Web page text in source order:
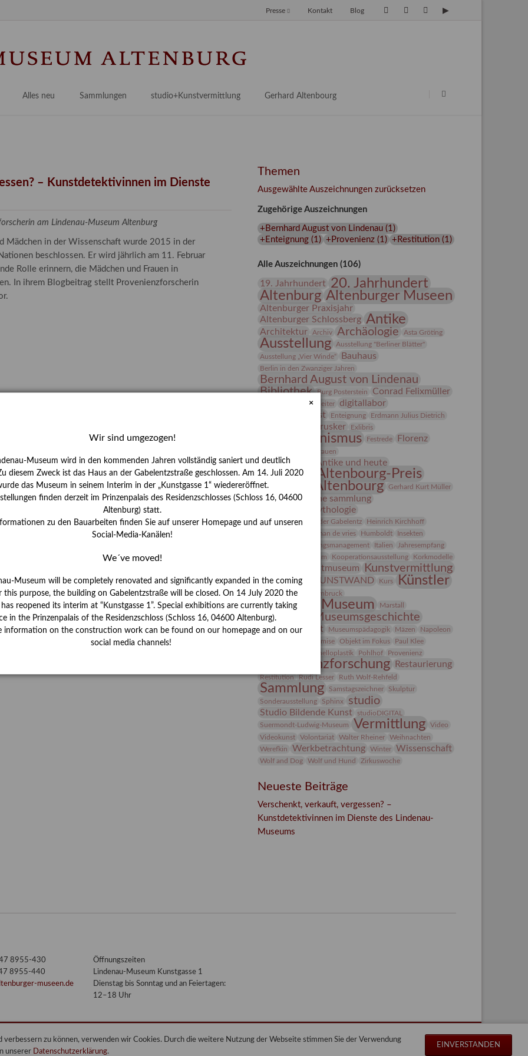
zu können, verwenden wir Cookies. Durch die weitere Nutzung der Webseite stimmen Sie der Verwendung
unserer Datenschutzerklärung.
EINVERSTANDEN
Blog
Kontakt
Presse
& Editionen
Alles neu Sammlungen
Malerei 17.–19. Jh.
Restaurierung
Forschung
studio+Kunstvermittlung
Angebote für Erwachsene
Gerhard Altenbourg
– Kunstdetektivinnen im Dienste
am Lindenau-Museum Altenburg
Mädchen in der Wissenschaft wurde 2015 in der
beschlossen. Er wird jährlich am 11. Februar
Rolle erinnern, die Mädchen und Frauen in
In ihrem Blogbeitrag stellt Provenienzforscherin
Themen
Ausgewählte Auszeichnungen zurücksetzen
Zugehörige Auszeichnungen
+Bernhard August von Lindenau(1 )
+Enteignung(1 ) +Provenienz(1 ) +Restitution(1 )
Alle Auszeichnungen (106)
19. Jahrhundert 20. Jahrhundert
Altenburg Altenburger Museen
Altenburger Praxisjahr
Altenburger Schlossberg Antike
Architektur Archiv Archäologie Asta Gröting
Ausstellung
Ausstellung "Berliner Blätter"
Ausstellung „Vier Winde“
Bauhaus
Berlin in den Zwanziger Jahren
Bernhard August von Lindenau
Bibliothek
Burg Posterstein Conrad Felixmüller
Der Blaue Reiter
digitallabor
Entartete Kunst
Enteignung
Erdmann Julius Dietrich
estrusker Exlibris
Expressionismus Festrede Florenz
frauen
Frauen in der Antike und heute
Gerhard-Altenbourg-Preis
Gerhard Altenbourg
Gerhard Kurt Müller
Grafik grafische sammlung
griechische Mythologie
Hanns-Conon von der Gabelentz Heinrich Kirchhoff
herman de vries Humboldt
Insekten
Integriertes Schädlingsmanagement
Italien
Jahresempfang
Kolosseum Kooperationsausstellung Korkmodelle
Kunstmuseum Kunstvermittlung
Kunst von Kühl KUNSTWAND Kurs Künstler
Künstlerin Lehmbruck
Lindenau-Museum
Marstall
Messeakademie
Museumsgeschichte
Museumsnacht Museumspädagogik Mäzen Napoleon
Neue Remise Objekt im Fokus
Paul Klee
Phelloplastik Pohlhof Provenienz
Provenienzforschung Restaurierung
Restitution Rudi Lesser Ruth Wolf-Rehfeld
Sammlung Samstagszeichner
Skulptur
Sonderausstellung
Sphinx studio
Studio Bildende Kunst
studioDIGITAL
Suermondt-Ludwig-Museum
Vermittlung
Video
Videokunst
Volontariat Walter Rheiner
Weihnachten
Werefkin
Werkbetrachtung Winter Wissenschaft
Wolf and Dog Wolf und Hund Zirkuswoche
Neueste Beiträge
Verschenkt, verkauft, vergessen? –
Kunstdetektivinnen im Dienste des Lindenau-
Museums
8955-430
8955-440
museen.de
Öffnungszeiten
Lindenau-Museum Kunstgasse 1
Dienstag bis Sonntag und an Feiertagen:
12–18 Uhr
Navigation
Impressum Datenschutz Sitemap
×
Wir sind umgezogen!
Museum wird in den kommenden Jahren vollständig saniert und deutlich
diesem Zweck ist das Haus an der Gabelentzstraße geschlossen. Am 14. Juli 2020
das Museum in seinem Interim in der „Kunstgasse 1“ wiedereröffnet.
finden derzeit im Prinzenpalais des Residenzschlosses (Schloss 16, 04600
Altenburg) statt.
zu den Bauarbeiten finden Sie auf unserer Homepage und auf unseren
Social-Media-Kanälen!
We´ve moved!
Museum will be completely renovated and significantly expanded in the coming
this purpose, the building on Gabelentzstraße will be closed. On 14 July 2020 the
reopened its interim at “Kunstgasse 1”. Special exhibitions are currently taking
in the Prinzenpalais of the Residenzschloss (Schloss 16, 04600 Altenburg).
information on the construction work can be found on our homepage and on our
social media channels!